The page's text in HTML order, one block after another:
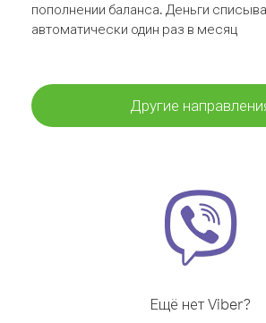
пополнении баланса. Деньги
автоматически один раз в месяц
Другие
Ещё нет Viber?